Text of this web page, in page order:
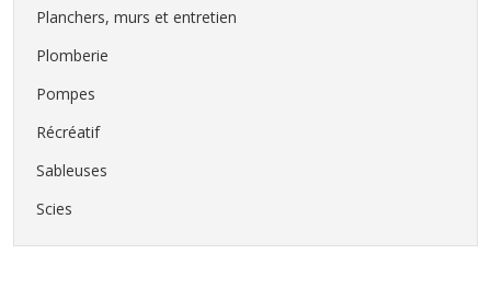
Planchers, murs et entretien
Plomberie
Pompes
Récréatif
Sableuses
Scies